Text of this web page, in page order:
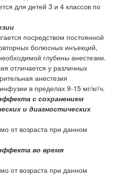
для детей 3 и 4 классов по
посредством постоянной
болюсных инъекций,
глубины анестезии.
отличается у различных
анестезия
в пределах 9-15 мг/кг/ч.
с сохранением
и диагностических
от возраста при данном
во время
от возраста при данном